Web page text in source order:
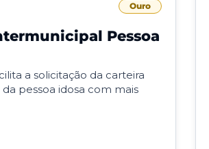
Ouro
Pessoa
a solicitação da carteira
pessoa idosa com mais